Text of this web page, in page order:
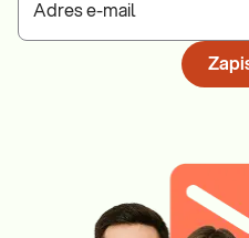
Adres e-mail